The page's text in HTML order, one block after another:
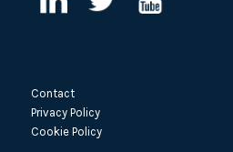
Contact
Privacy Policy
Cookie Policy